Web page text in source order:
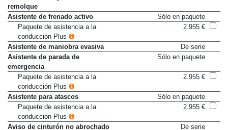
Asistente de enganche de
remolque
Asistente de frenado activo
Sólo en paquete
Paquete de asistencia a la
conducción Plus
Asistente de maniobra evasiva
De serie
Asistente de parada de
emergencia
Paquete de asistencia a la
conducción Plus
Asistente para atascos
Sólo en paquete
Paquete de asistencia a la
conducción Plus